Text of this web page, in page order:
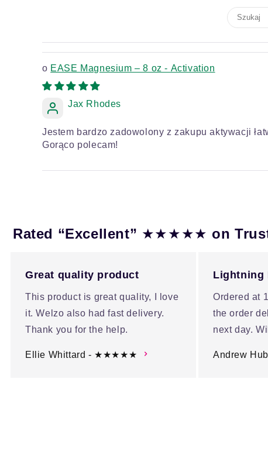
EASE Magnesium – 8 oz - Activation
Jax Rhodes
Jestem bardzo zadowolony z zakupu aktywacji
Gorąco polecam!
Rated “Excellent” ★★★★★ on
Great quality product
This product is great quality, I love
it. Welzo also had fast delivery.
Thank you for the help.
Ellie Whittard - ★★★★★
Lightning
Ordered at
the order
next day.
Andrew